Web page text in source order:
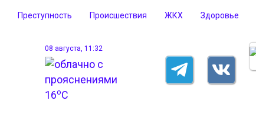
Преступность Происшествия ЖКХ Здоровье
08 августа, 11:32
16oC